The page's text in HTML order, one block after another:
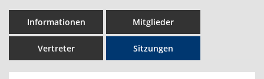
Informationen Mitglieder
Vertreter Sitzungen